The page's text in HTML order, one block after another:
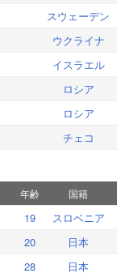
スウェーデン
ウクライナ
イスラエル
ロシア
ロシア
チェコ
年齢 国籍
19
スロベニア
20
日本
28 日本